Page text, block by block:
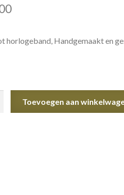
horlogeband, Handgemaakt en
Toevoegen aan